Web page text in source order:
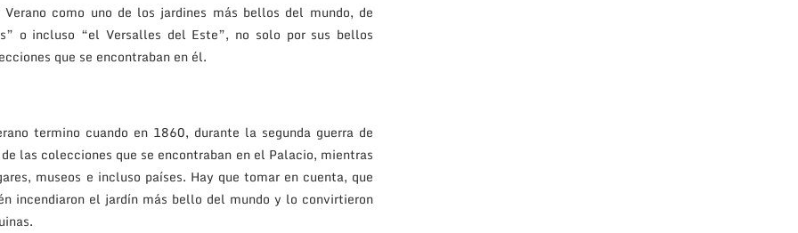
como uno de los jardines más bellos del mundo, de
o incluso “el Versalles del Este”, no solo por sus bellos
que se encontraban en él.
termino cuando en 1860, durante la segunda guerra de
las colecciones que se encontraban en el Palacio, mientras
museos e incluso países. Hay que tomar en cuenta, que
incendiaron el jardín más bello del mundo y lo convirtieron